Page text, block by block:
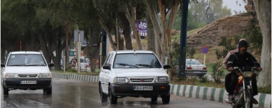
ا
ا
م
ی
ل